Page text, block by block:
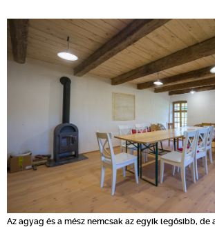
Az agyag és a mész nemcsak az egyik legősibb, de